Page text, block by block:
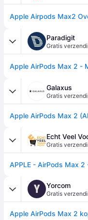
Paradigit
Gratis
Galaxus
Gratis
Echt Veel
Gratis
APPLE - AirPods Max
Y Yorcom
Gratis
Apple AirPods Max 2